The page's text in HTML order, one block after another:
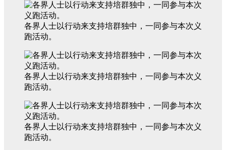
各界人士以行动来支持培群独中，一同参与本次义
跑活动。
各界人士以行动来支持培群独中，一同参与本次义
跑活动。
各界人士以行动来支持培群独中，一同参与本次义
跑活动。